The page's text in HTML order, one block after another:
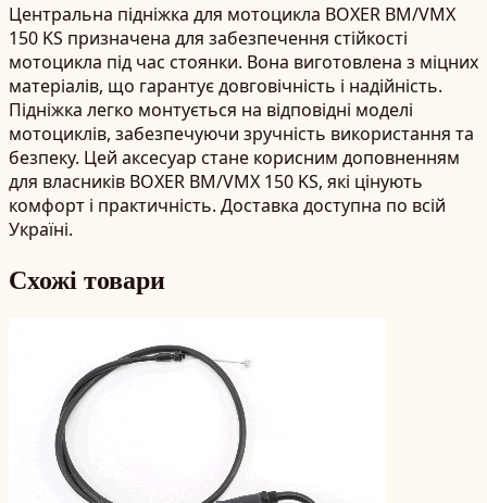
Центральна підніжка для мотоцикла BOXER BM/VMX
150 KS призначена для забезпечення стійкості
мотоцикла під час стоянки. Вона виготовлена з міцних
матеріалів, що гарантує довговічність і надійність.
Підніжка легко монтується на відповідні моделі
мотоциклів, забезпечуючи зручність використання та
безпеку. Цей аксесуар стане корисним доповненням
для власників BOXER BM/VMX 150 KS, які цінують
комфорт і практичність. Доставка доступна по всій
Україні.
Схожі товари